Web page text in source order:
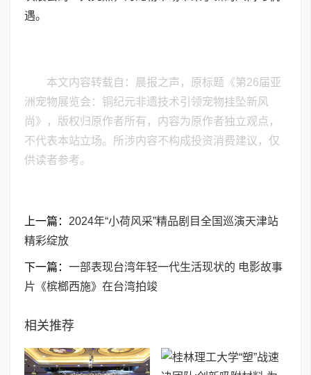
遇。
本文内容转载自：晨报之声，原标题《第26届亚
洲宠物展览会：铜纪元非遗技术引领宠物挂坠新风
尚》，版权归原作者所有，内容为原作者独立观点，
不代表本站立场。所涉内容不构成投资消费建议，仅
供读者参考。
上一篇： 2024年“小荷风采”精品剧目全国巡演天津站
精彩绽放
下一篇： ​一部表现台湾年轻一代生活现状的 电影故事
片《槟榔西施》在台湾拍竣
相关推荐